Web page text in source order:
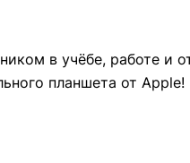
в учёбе, работе и
планшета от Apple!